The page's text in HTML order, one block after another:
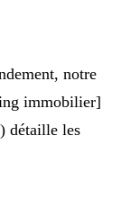
notre
immobilier]
détaille les